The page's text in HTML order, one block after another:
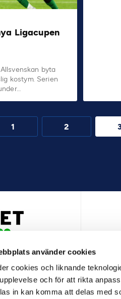
använder cookies
cookies och liknande
och för att rikta
in kan komma att delas med
Ligacupen
byta
kostym. Serien
1 2
PARTNER ALLSVENSKAN